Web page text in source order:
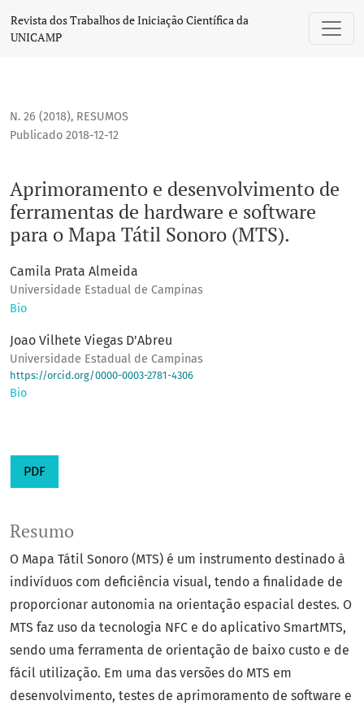
Aprimoramento e desenvolvimento de ferramentas de
Revista dos Trabalhos de Iniciação Científica da
UNICAMP
N. 26 (2018), RESUMOS
Aprimoramento e desenvolvimento de
ferramentas de hardware e software
para o Mapa Tátil Sonoro (MTS).
Publicado 2018-12-12
Camila Prata Almeida
Universidade Estadual de Campinas
Bio
Joao Vilhete Viegas D'Abreu
Universidade Estadual de Campinas
https://orcid.org/0000-0003-2781-4306
Bio
PDF
Resumo
O Mapa Tátil Sonoro (MTS) é um instrumento destinado à
indivíduos com deficiência visual, tendo a finalidade de
proporcionar autonomia na orientação espacial destes. O
MTS faz uso da tecnologia NFC e do aplicativo SmartMTS,
sendo uma ferramenta de orientação de baixo custo e de
fácil utilização. Em uma das versões do MTS em
desenvolvimento, testes de aprimoramento de software e